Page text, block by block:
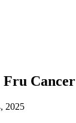
Cancer
2025